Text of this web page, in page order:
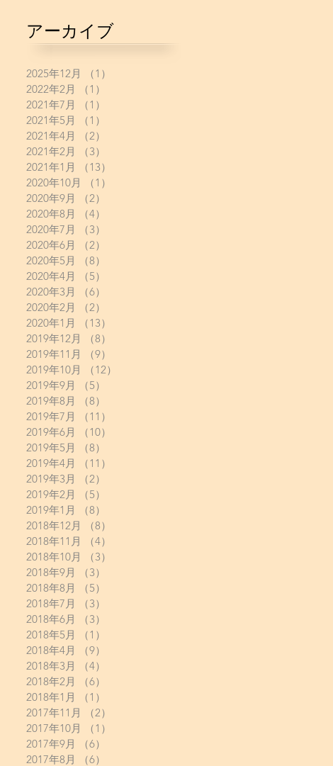
アーカイブ
2025年12月 （1）
2022年2月
（1）
2021年7月
（1）
2021年5月
（1）
2021年4月
（2）
2021年2月
（3）
2021年1月
（13）
2020年10月
（1）
2020年9月
（2）
2020年8月
（4）
2020年7月
（3）
2020年6月
（2）
2020年5月
（8）
2020年4月
（5）
2020年3月
（6）
2020年2月
（2）
2020年1月
（13）
2019年12月
（8）
2019年11月
（9）
2019年10月
（12）
2019年9月
（5）
2019年8月
（8）
2019年7月
（11）
2019年6月
（10）
2019年5月
（8）
2019年4月
（11）
2019年3月
（2）
2019年2月
（5）
2019年1月
（8）
2018年12月
（8）
2018年11月
（4）
2018年10月
（3）
2018年9月
（3）
2018年8月
（5）
2018年7月
（3）
2018年6月
（3）
2018年5月
（1）
2018年4月
（9）
2018年3月
（4）
2018年2月
（6）
2018年1月
（1）
2017年11月
（2）
2017年10月
（1）
2017年9月
（6）
2017年8月
（6）